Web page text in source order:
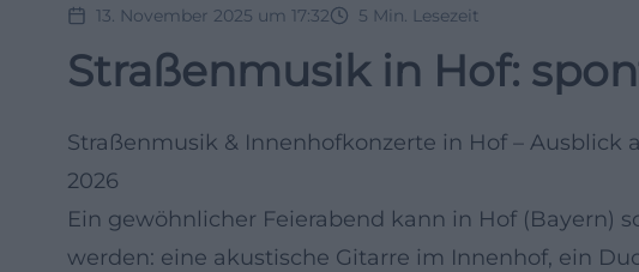
13. November 2025 um 17:32 5 Min. Lesezeit
Straßenmusik in Hof:
Straßenmusik & Innenhofkonzerte in Hof – Ausblick
2026
Ein gewöhnlicher Feierabend kann in Hof (Bayern)
werden: eine akustische Gitarre im Innenhof, ein